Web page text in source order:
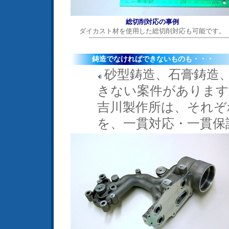
総切削対応の事例
ダイカスト材を使用した総切削対応も可能です。
鋳造でなければできないものも・・・
砂型鋳造、石膏鋳造
きない案件がありま
吉川製作所は、それ
を、一貫対応・一貫